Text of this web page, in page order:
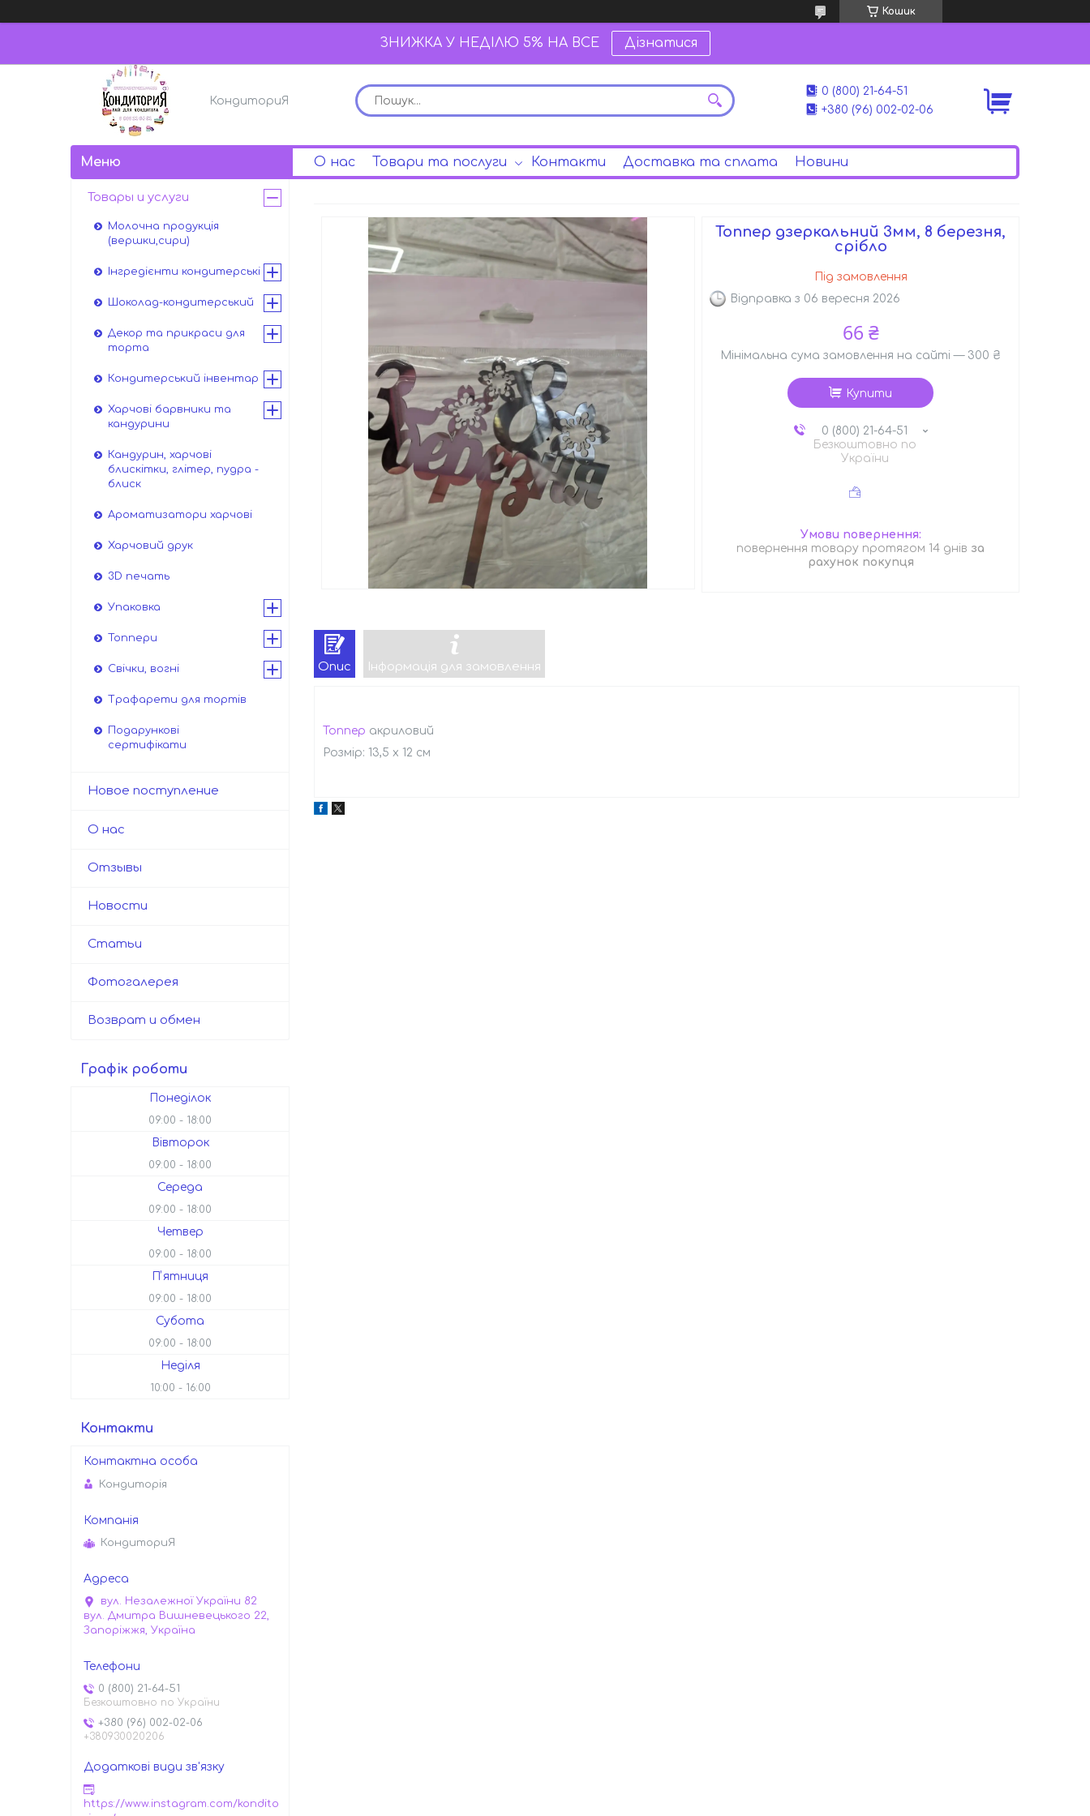
Кошик
ЗНИЖКА У НЕДІЛЮ 5% НА ВСЕ Дізнатися
КондиториЯ
0 (800) 21-64-51
+380 (96) 002-02-06
О нас Товари та послуги Контакти Доставка та сплата Новини
Топпер дзеркальний 3мм, 8 березня,
срібло
Під замовлення
Відправка з 06 вересня 2026
66 ₴
Мінімальна сума замовлення на сайті — 300 ₴
Купити
0 (800) 21-64-51
Безкоштовно по
України
повернення товару протягом 14 днів за
рахунок покупця
Опис Інформація для замовлення
Топпер акриловий
Розмір: 13,5 х 12 см
Товары и услуги
Молочна продукція
(вершки,сири)
Інгредієнти кондитерські
Шоколад-кондитерський
Декор та прикраси для
торта
Кондитерський інвентар
Харчові барвники та
кандурини
Кандурин, харчові
блискітки, глітер, пудра -
блиск
Ароматизатори харчові
Харчовий друк
3D печать
Упаковка
Топпери
Свічки, вогні
Трафарети для тортів
Подарункові
сертифікати
Новое поступление
О нас
Отзывы
Новости
Статьи
Фотогалерея
Возврат и обмен
Графік роботи
Понеділок
09:00 18:00
Вівторок
09:00 18:00
Середа
09:00 18:00
Четвер
09:00 18:00
Пʼятниця
09:00 18:00
Субота
09:00 18:00
Неділя
10:00 16:00
Контакти
Кондиторiя
КондиториЯ
вул. Незалежної України 82
вул. Дмитра Вишневецького 22,
Запоріжжя, Україна
0 (800) 21-64-51
Безкоштовно по України
+380 (96) 002-02-06
+380930020206
https://www.instagram.com/kondito